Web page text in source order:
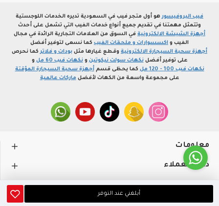
أبلغني عند التوفر
فيب البروفيسورهو أول متجر فيب في السعودية تديره الخدمات اللوجستية
وتتمثل مهمتنا في تقديم جميع أنواع خدمات الفيب التي تشمل على أحدث
أجهزة الشيشة الالكترونية في السوق من العلامات التجارية الرائدة في مجال
الفيب و اكسسوارات و ملحقات الفيب كما نسعى لتوفير أفضل
أجهزة سحبة السيجارة الالكترونية وقطع غيارها مثل بودات و فلاتركما نحرص
على توفير أفضلنكهات سولت نيكوتين ونكهات فيب 60 مل
و
نكهات فيب 100 - 120 مل
كما يحظى قسمأجهزة سحبة السيجارة المؤقتة
على مجموعة واسعة من الكهات لأفضل ماركات عالمية
معلومات
دعم العملاء
حســـابي